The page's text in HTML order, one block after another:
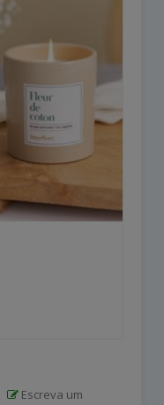
Escreva um